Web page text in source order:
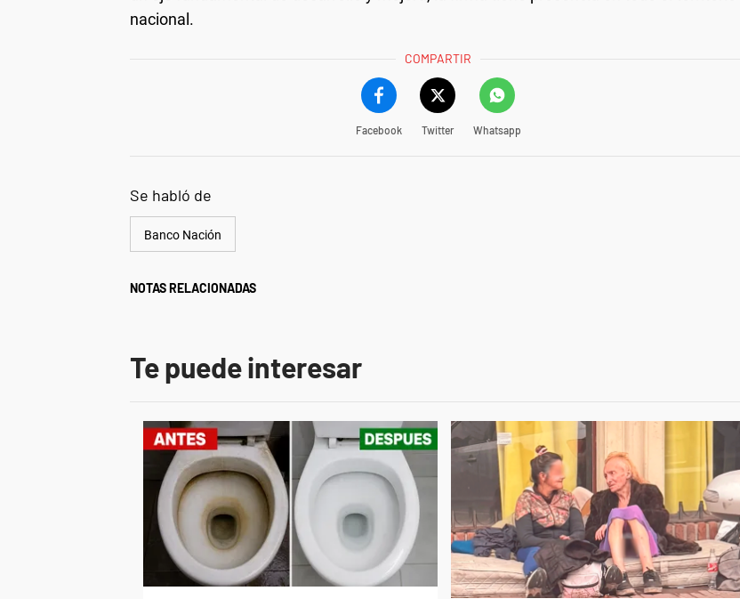
nacional.
COMPARTIR
Facebook Twitter Whatsapp
Se habló de
Banco Nación
NOTAS RELACIONADAS
Te puede interesar